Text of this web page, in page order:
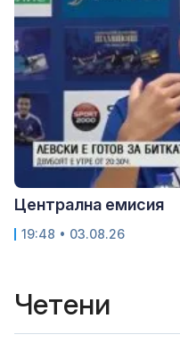
Централна емисия
19:48 • 03.08.26
Четени